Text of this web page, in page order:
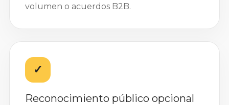
volumen o acuerdos B2B.
✓
Reconocimiento público opcional